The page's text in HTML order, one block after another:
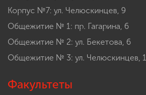
Корпус №7: ул. Челюскинцев, 9
Общежитие № 1: пр. Гагарина, 6
Общежитие № 2: ул. Бекетова, 6
Общежитие № 3: ул. Челюскинцев,
Факультеты